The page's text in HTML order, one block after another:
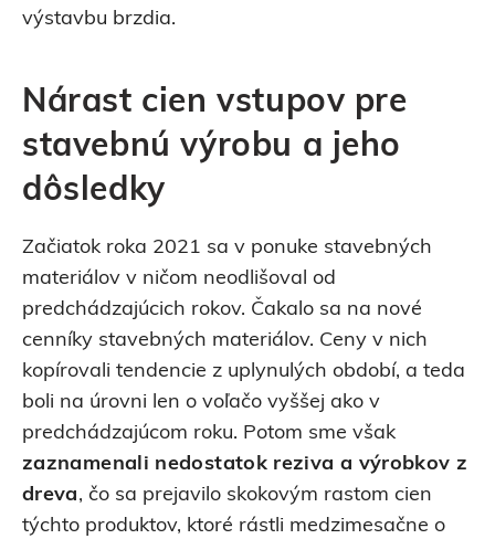
výstavbu brzdia.
Nárast cien vstupov pre
stavebnú výrobu a jeho
dôsledky
Začiatok roka 2021 sa v ponuke stavebných
materiálov v ničom neodlišoval od
predchádzajúcich rokov. Čakalo sa na nové
cenníky stavebných materiálov. Ceny v nich
kopírovali tendencie z uplynulých období, a teda
boli na úrovni len o voľačo vyššej ako v
predchádzajúcom roku. Potom sme však
zaznamenali nedostatok reziva a výrobkov z
dreva, čo sa prejavilo skokovým rastom cien
týchto produktov, ktoré rástli medzimesačne o